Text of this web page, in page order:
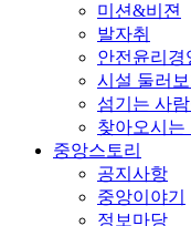
미션&비젼
발자취
안전윤리경
시설 둘러보
섬기는 사
찾아오시는
중앙스토리
공지사항
중앙이야기
정보마당